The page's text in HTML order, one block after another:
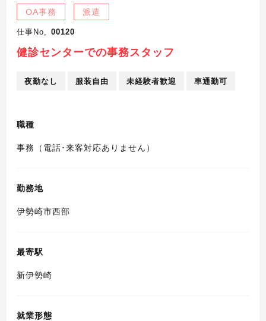
OA事務 派遣
仕事No, 00120
健診センターでの事務スタッフ
夜勤なし 服装自由 未経験者歓迎 車通勤可
職種
事務（電話･来客対応ありません）
勤務地
伊勢崎市西部
最寄駅
新伊勢崎
就業形態